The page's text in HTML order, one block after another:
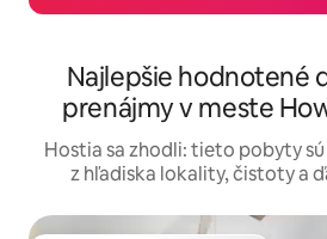
Najlepšie hodnotené
prenájmy v meste
Hostia sa zhodli: tieto pobyty
z hľadiska lokality, čistoty a